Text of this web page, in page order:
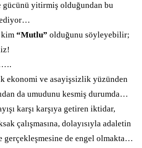
yitirmiş olduğundan bu
“Mutlu” olduğunu söyleyebilir;
.
ekonomi ve asayişsizlik yüzünden
da umudunu kesmiş durumda…
karşı karşıya getiren iktidar,
çalışmasına, dolayısıyla adaletin
gerçekleşmesine de engel olmakta…